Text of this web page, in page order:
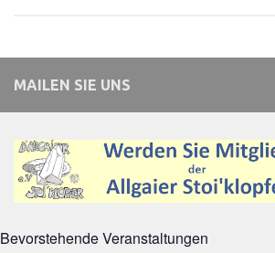
MAILEN SIE UNS
Bevorstehende Veranstaltungen